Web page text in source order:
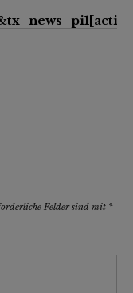
Felder sind mit *